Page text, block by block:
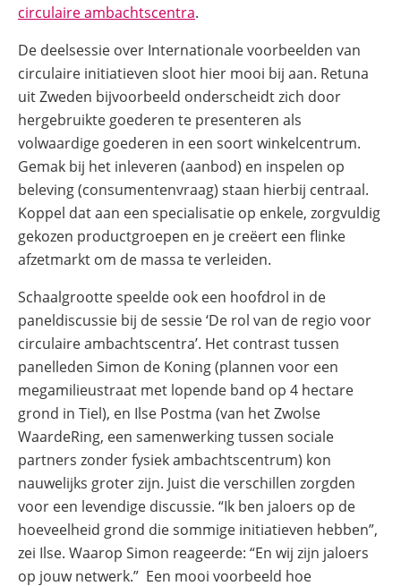
circulaire ambachtscentra(opent
nieuw
venster)
.
De deelsessie over Internationale voorbeelden van
circulaire initiatieven sloot hier mooi bij aan. Retuna
uit Zweden bijvoorbeeld onderscheidt zich door
hergebruikte goederen te presenteren als
volwaardige goederen in een soort winkelcentrum.
Gemak bij het inleveren (aanbod) en inspelen op
beleving (consumentenvraag) staan hierbij centraal.
Koppel dat aan een specialisatie op enkele, zorgvuldig
gekozen productgroepen en je creëert een flinke
afzetmarkt om de massa te verleiden.
Schaalgrootte speelde ook een hoofdrol in de
paneldiscussie bij de sessie ‘De rol van de regio voor
circulaire ambachtscentra’. Het contrast tussen
panelleden Simon de Koning (plannen voor een
megamilieustraat met lopende band op 4 hectare
grond in Tiel), en Ilse Postma (van het Zwolse
WaardeRing, een samenwerking tussen sociale
partners zonder fysiek ambachtscentrum) kon
nauwelijks groter zijn. Juist die verschillen zorgden
voor een levendige discussie. “Ik ben jaloers op de
hoeveelheid grond die sommige initiatieven hebben”,
zei Ilse. Waarop Simon reageerde: “En wij zijn jaloers
op jouw netwerk.” Een mooi voorbeeld hoe